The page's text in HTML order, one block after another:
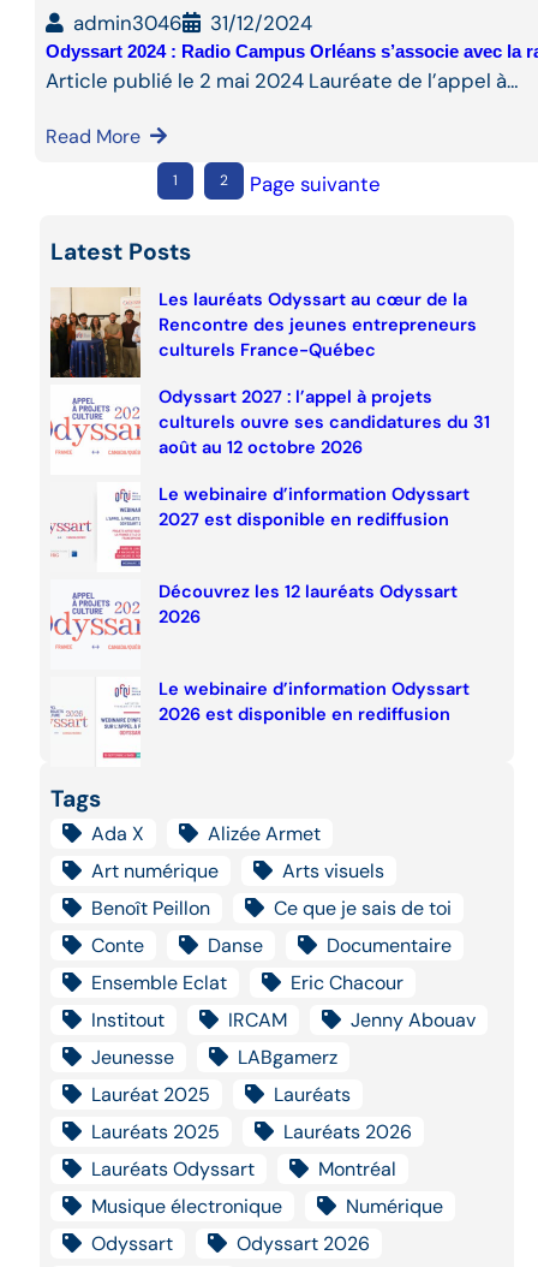
admin3046 31/12/2024
Odyssart 2024 : Radio Campus Orléans s’associe avec la
Article publié le 2 mai 2024 Lauréate de l’appel à…
Read More
1 2 Page suivante
Latest Posts
Les lauréats Odyssart au cœur de la
Rencontre des jeunes entrepreneurs
culturels France-Québec
Odyssart 2027 : l’appel à projets
culturels ouvre ses candidatures du 31
août au 12 octobre 2026
Le webinaire d’information Odyssart
2027 est disponible en rediffusion
Découvrez les 12 lauréats Odyssart
2026
Le webinaire d’information Odyssart
2026 est disponible en rediffusion
Tags
Ada X
Alizée Armet
Art numérique
Arts visuels
Benoît Peillon
Ce que je sais de toi
Conte
Danse
Documentaire
Ensemble Eclat
Eric Chacour
Institout
IRCAM
Jenny Abouav
Jeunesse
LABgamerz
Lauréat 2025
Lauréats
Lauréats 2025
Lauréats 2026
Lauréats Odyssart
Montréal
Musique électronique
Numérique
Odyssart
Odyssart 2026